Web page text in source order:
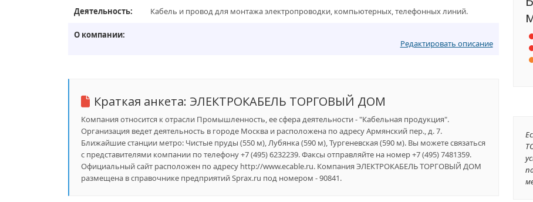
Деятельность: Кабель и провод для монтажа электропроводки, компьютерных, телефонных линий.
О компании:
Редактировать описание
Краткая анкета: ЭЛЕКТРОКАБЕЛЬ ТОРГОВЫЙ ДОМ
Компания относится к отрасли Промышленность, ее сфера деятельности - "Кабельная продукция".
Организация ведет деятельность в городе Москва и расположена по адресу Армянский пер., д. 7.
Ближайшие станции метро: Чистые пруды (550 м), Лубянка (590 м), Тургеневская (590 м). Вы можете связаться
с представителями компании по телефону +7 (495) 6232239. Факсы отправляйте на номер +7 (495) 7481359.
Официальный сайт расположен по адресу http://www.ecable.ru. Компания ЭЛЕКТРОКАБЕЛЬ ТОРГОВЫЙ ДОМ
размещена в справочнике предприятий Sprax.ru под номером - 90841.